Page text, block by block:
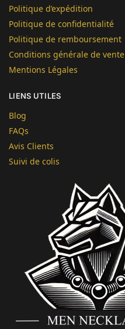
Politique d’expédition
Politique de confidentialité
Politique de remboursement
Conditions générale de vente
Mentions Légales
LIENS UTILES
Blog
FAQs
Avis Clients
Suivi de colis